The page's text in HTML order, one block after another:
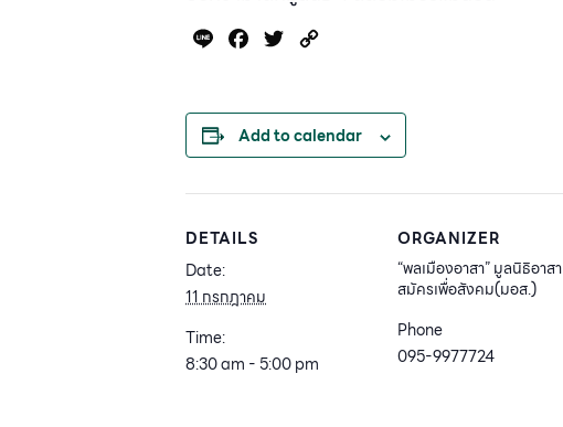
Line Facebook
Twitter
Add to calendar
DETAILS
Date:
11 กรกฎาคม
Time:
8:30 am - 5:00 pm
ORGANIZER
“พลเมืองอาสา” มูลนิธิอาสา
สมัครเพื่อสังคม(มอส.)
Phone
095-9977724